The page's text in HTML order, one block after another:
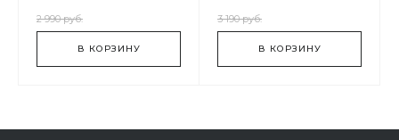
2 990 руб.
В КОРЗИНУ
3 190 руб.
В КОРЗИНУ